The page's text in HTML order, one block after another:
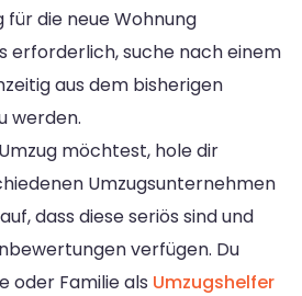
die neue Wohnung
erforderlich, suche nach einem
aus dem bisherigen
werden.
möchtest, hole dir
Umzugsunternehmen
dass diese seriös sind und
verfügen. Du
oder Familie als Umzugshelfer